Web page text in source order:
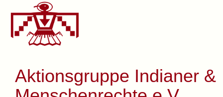
Aktionsgruppe Indianer &